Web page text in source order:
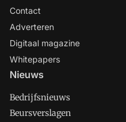
Contact
Adverteren
Digitaal magazine
Whitepapers
Nieuws
Bedrijfsnieuws
Beursverslagen